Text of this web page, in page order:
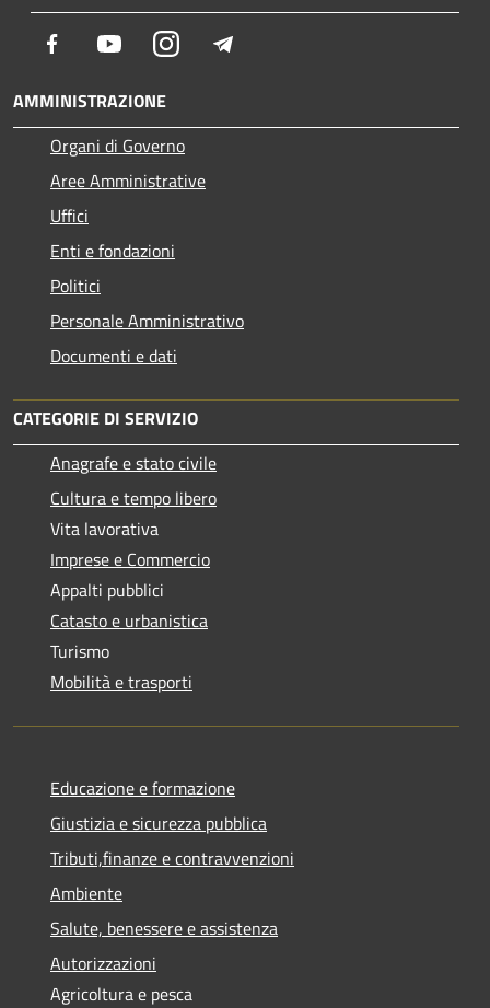
Facebook YoutubeInstagram
AMMINISTRAZIONE
Organi di Governo
Aree Amministrative
Uffici
Enti e fondazioni
Politici
Personale Amministrativo
Documenti e dati
CATEGORIE DI SERVIZIO
Anagrafe e stato civile
Cultura e tempo libero
Vita lavorativa
Imprese e Commercio
Appalti pubblici
Catasto e urbanistica
Turismo
Mobilità e trasporti
Educazione e formazione
Giustizia e sicurezza pubblica
Tributi,finanze e contravvenzioni
Ambiente
Salute, benessere e assistenza
Autorizzazioni
Agricoltura e pesca